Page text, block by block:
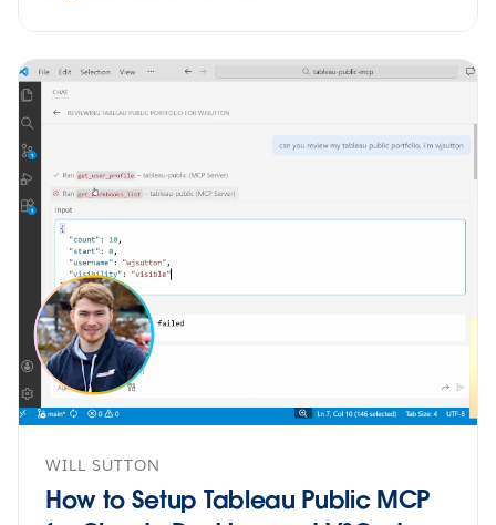
WILL SUTTON
How to Setup Tableau Public MCP